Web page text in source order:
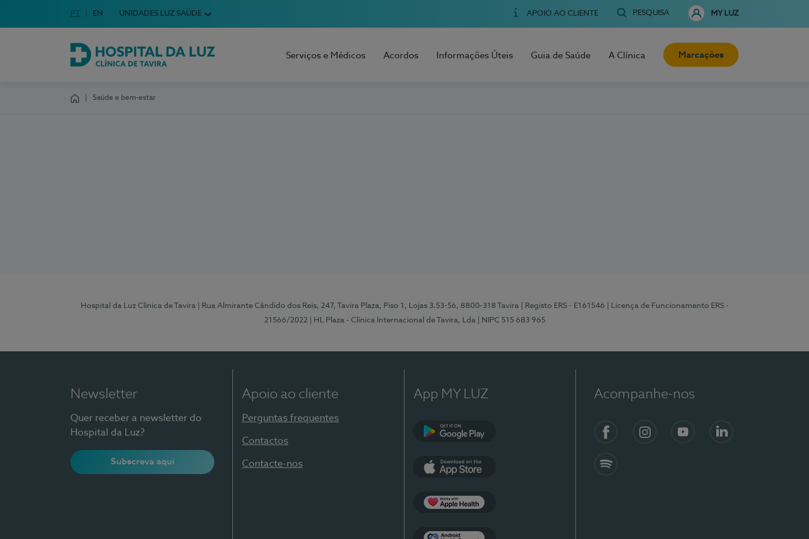
Escolha o seu idioma
Idioma em Português
PT English Language
EN UNIDADES LUZ SAÚDE APOIO AO CLIENTE PESQUISA MY LUZ
Hospital da Luz Clínica de Tavira
Serviços e Médicos Acordos Informações Úteis Guia de Saúde A Clínica Marcações
Saúde e bem-estar
Hospital da Luz Clínica de Tavira | Rua Almirante Cândido dos Reis, 247, Tavira Plaza, Piso 1, Lojas 3.53-56, 8800-318 Tavira | Registo ERS - E161546
| Licença de Funcionamento ERS -
21566/2022
| HL Plaza - Clínica Internacional de Tavira, Lda | NIPC 515 683 965
Newsletter
Quer receber a newsletter do
Hospital da Luz?
Subscreva aqui
Apoio ao cliente
Perguntas frequentes
Contactos
Contacte-nos
App MY LUZ Acompanhe-nos